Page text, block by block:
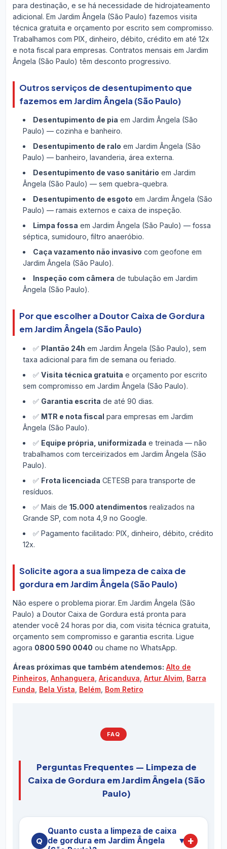
para destinação, e se há necessidade de hidrojateamento
adicional. Em Jardim Ângela (São Paulo) fazemos visita
técnica gratuita e orçamento por escrito sem compromisso.
Trabalhamos com PIX, dinheiro, débito, crédito em até 12x
e nota fiscal para empresas. Contratos mensais em Jardim
Ângela (São Paulo) têm desconto progressivo.
Outros serviços de desentupimento que
fazemos em Jardim Ângela (São Paulo)
Desentupimento de pia em Jardim Ângela (São
Paulo) — cozinha e banheiro.
Desentupimento de ralo em Jardim Ângela (São
Paulo) — banheiro, lavanderia, área externa.
Desentupimento de vaso sanitário em Jardim
Ângela (São Paulo) — sem quebra-quebra.
Desentupimento de esgoto em Jardim Ângela (São
Paulo) — ramais externos e caixa de inspeção.
Limpa fossa em Jardim Ângela (São Paulo) — fossa
séptica, sumidouro, filtro anaeróbio.
Caça vazamento não invasivo com geofone em
Jardim Ângela (São Paulo).
Inspeção com câmera de tubulação em Jardim
Ângela (São Paulo).
Por que escolher a Doutor Caixa de Gordura
em Jardim Ângela (São Paulo)
✅ Plantão 24h em Jardim Ângela (São Paulo), sem
taxa adicional para fim de semana ou feriado.
✅ Visita técnica gratuita e orçamento por escrito
sem compromisso em Jardim Ângela (São Paulo).
✅ Garantia escrita de até 90 dias.
✅ MTR e nota fiscal para empresas em Jardim
Ângela (São Paulo).
✅ Equipe própria, uniformizada e treinada — não
trabalhamos com terceirizados em Jardim Ângela (São
Paulo).
✅ Frota licenciada CETESB para transporte de
resíduos.
✅ Mais de 15.000 atendimentos realizados na
Grande SP, com nota 4,9 no Google.
✅ Pagamento facilitado: PIX, dinheiro, débito, crédito
12x.
Solicite agora a sua limpeza de caixa de
gordura em Jardim Ângela (São Paulo)
Não espere o problema piorar. Em Jardim Ângela (São
Paulo) a Doutor Caixa de Gordura está pronta para
atender você 24 horas por dia, com visita técnica gratuita,
orçamento sem compromisso e garantia escrita. Ligue
agora 0800 590 0040 ou chame no WhatsApp.
Áreas próximas que também atendemos: Alto de
Pinheiros Anhanguera Aricanduva Artur Alvim, Barra
Funda Bela Vista Belém, Bom Retiro
FAQ
Perguntas Frequentes — Limpeza de
Caixa de Gordura em Jardim Ângela (São
Paulo)
Quanto custa a limpeza de caixa
de gordura em Jardim Ângela
▼